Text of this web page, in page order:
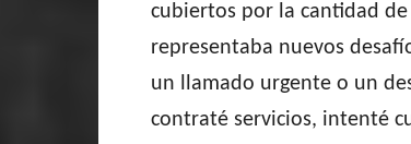
cubiertos por la cantidad
representaba nuevos
un llamado urgente o un
contraté servicios, intenté